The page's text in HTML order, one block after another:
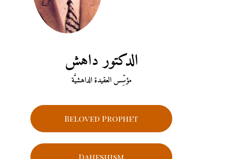
الدكتور داهش
مؤسِّس العقيدة الداهشيَّة
Beloved Prophet